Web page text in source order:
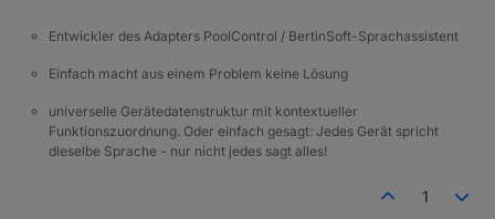
Entwickler des Adapters PoolControl / BertinSoft-Sprachassistent
Einfach macht aus einem Problem keine Lösung
universelle Gerätedatenstruktur mit kontextueller
Funktionszuordnung. Oder einfach gesagt: Jedes Gerät spricht
dieselbe Sprache - nur nicht jedes sagt alles!
1